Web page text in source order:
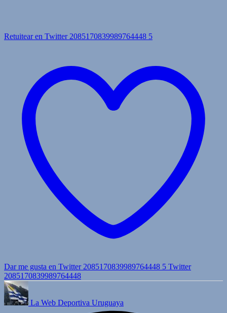
Retuitear en Twitter 2085170839989764448 5
Dar me gusta en Twitter 2085170839989764448 5 Twitter
2085170839989764448
La Web Deportiva Uruguaya